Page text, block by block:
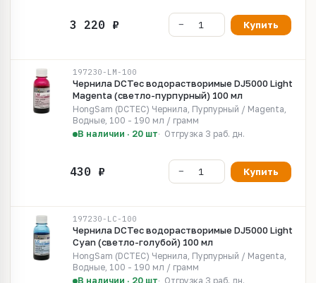
Купить
197230-LM-100
Чернила DCTec водорастворимые DJ5000 Light
Magenta (светло-пурпурный) 100 мл
HongSam (DCTEC) Чернила, Пурпурный / Magenta,
Водные, 100 - 190 мл / грамм
В наличии · 20 шт
Отгрузка 3 раб. дн.
Купить
197230-LC-100
Чернила DCTec водорастворимые DJ5000 Light
Cyan (светло-голубой) 100 мл
HongSam (DCTEC) Чернила, Пурпурный / Magenta,
Водные, 100 - 190 мл / грамм
В наличии · 20 шт
Отгрузка 3 раб. дн.